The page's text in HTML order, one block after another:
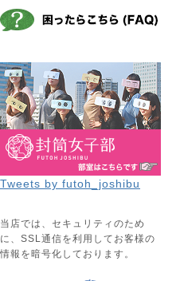
Tweets by futoh_joshibu
当店では、セキュリティのため
に、SSL通信を利用してお客様の
情報を暗号化しております。